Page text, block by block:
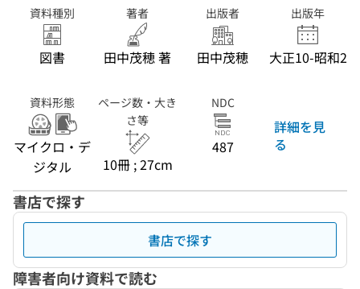
資料種別
図書
著者
田中茂穂 著
出版者
田中茂穂
出版年
大正10-昭和2
資料形態
マイクロ・デ
ジタル
ページ数・大き
さ等
10冊 ; 27cm
NDC
487
詳細を見
る
書店で探す
書店で探す
障害者向け資料で読む